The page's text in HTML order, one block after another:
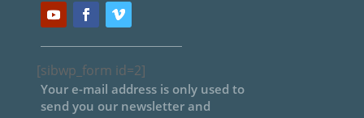
[sibwp_form id=2]
Your e-mail address is only used to
send you our newsletter and